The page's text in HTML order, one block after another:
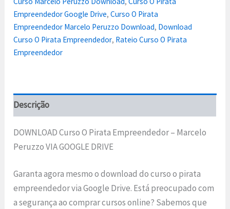
Empreendedor Google Drive,Curso O Pirata
Empreendedor Marcelo Peruzzo Download, Download
Curso O Pirata Empreendedor, Rateio Curso O Pirata
Empreendedor
Descrição
DOWNLOAD Curso O Pirata Empreendedor – Marcelo
Peruzzo VIA GOOGLE DRIVE
Garanta agora mesmo o download do curso o pirata
empreendedor via Google Drive. Está preocupado com
a segurança ao comprar cursos online? Sabemos que